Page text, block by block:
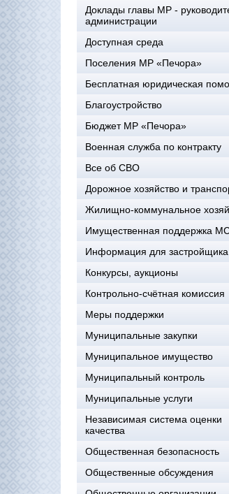
Доклады главы МР -
администрации
Доступная среда
Поселения МР «Печора»
Бесплатная юридическая
Благоустройство
Бюджет МР «Печора»
Военная служба по контракту
Все об СВО
Дорожное хозяйство и
Жилищно-коммунальное
Имущественная поддержка
Информация для застройщика
Конкурсы, аукционы
Контрольно-счётная комиссия
Меры поддержки
Муниципальные закупки
Муниципальное имущество
Муниципальный контроль
Муниципальные услуги
Независимая система оценки
качества
Общественная безопасность
Общественные обсуждения